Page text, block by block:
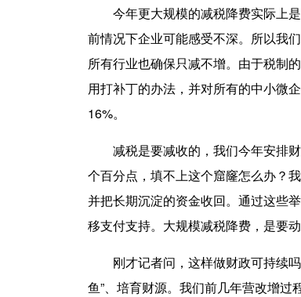
今年更大规模的减税降费实际上
前情况下企业可能感受不深。所以我
所有行业也确保只减不增。由于税制
用打补丁的办法，并对所有的中小微
16%。
减税是要减收的，我们今年安排财
个百分点，填不上这个窟窿怎么办？
并把长期沉淀的资金收回。通过这些
移支付支持。大规模减税降费，是要
刚才记者问，这样做财政可持续吗
鱼”、培育财源。我们前几年营改增